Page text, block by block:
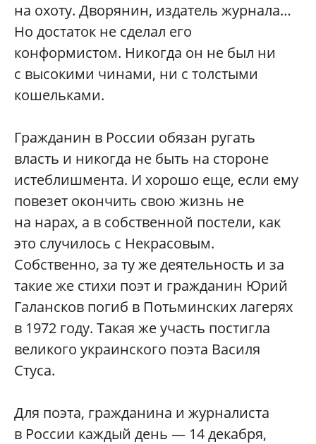
на охоту. Дворянин, издатель журнала…
Но достаток не сделал его
конформистом. Никогда он не был ни
с высокими чинами, ни с толстыми
кошельками.
Гражданин в России обязан ругать
власть и никогда не быть на стороне
истеблишмента. И хорошо еще, если ему
повезет окончить свою жизнь не
на нарах, а в собственной постели, как
это случилось с Некрасовым.
Собственно, за ту же деятельность и за
такие же стихи поэт и гражданин Юрий
Галансков погиб в Потьминских лагерях
в 1972 году. Такая же участь постигла
великого украинского поэта Василя
Стуса.
Для поэта, гражданина и журналиста
в России каждый день — 14 декабря,